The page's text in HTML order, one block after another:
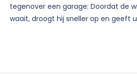
tegenover een garage: Doordat de
waait, droogt hij sneller op en geeft